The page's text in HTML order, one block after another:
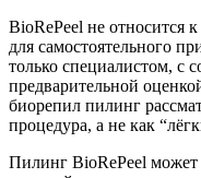
BioRePeel не относится
для самостоятельного
только специалистом, с
предварительной
биорепил пилинг
процедура, а не как
Пилинг BioRePeel может